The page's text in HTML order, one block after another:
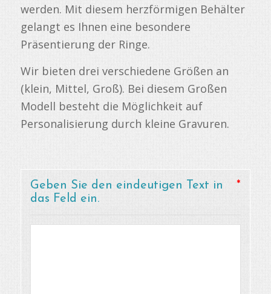
werden. Mit diesem herzförmigen Behälter
gelangt es Ihnen eine besondere
Präsentierung der Ringe.
Wir bieten drei verschiedene Größen an
(klein, Mittel, Groß). Bei diesem Großen
Modell besteht die Möglichkeit auf
Personalisierung durch kleine Gravuren.
*
Geben Sie den eindeutigen Text in
das Feld ein.